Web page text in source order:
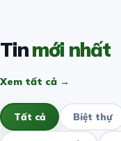
Tinmới nhất
Xem tất cả →
Tất cả Biệt thự